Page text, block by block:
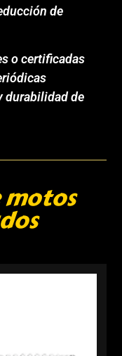
de
o certificadas
durabilidad de
motos